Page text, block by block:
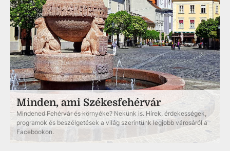
Minden, ami Székesfehérvár
Mindened Fehérvár és környéke? Nekünk is. Hírek, érdekességek,
programok és beszélgetések a világ szerintünk legjobb városáról a
Facebookon.